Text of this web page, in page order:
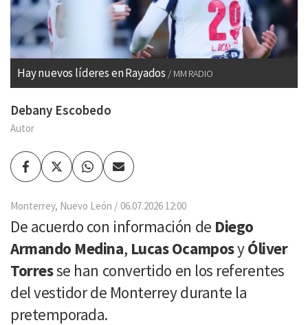
Hay nuevos líderes en Rayados MM RADIO
Debany Escobedo
Autor
FacebookTwitterWhatsapp
Enviar
por
Monterrey, Nuevo León 06.07.2026 12:00
De acuerdo con información de Diego
Armando Medina, Lucas OcamposyÓliver
Torresse han convertido en los referentes
del vestidor de Monterrey durante la
pretemporada.